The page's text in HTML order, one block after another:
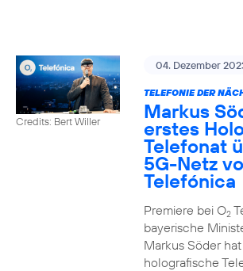
Credits: Bert Willer
04. Dezember
TELEFONIE DER
Markus
erstes
Telefonat
5G-Netz
Telefónica
Premiere bei O2
bayerische
Markus Söder
holografische